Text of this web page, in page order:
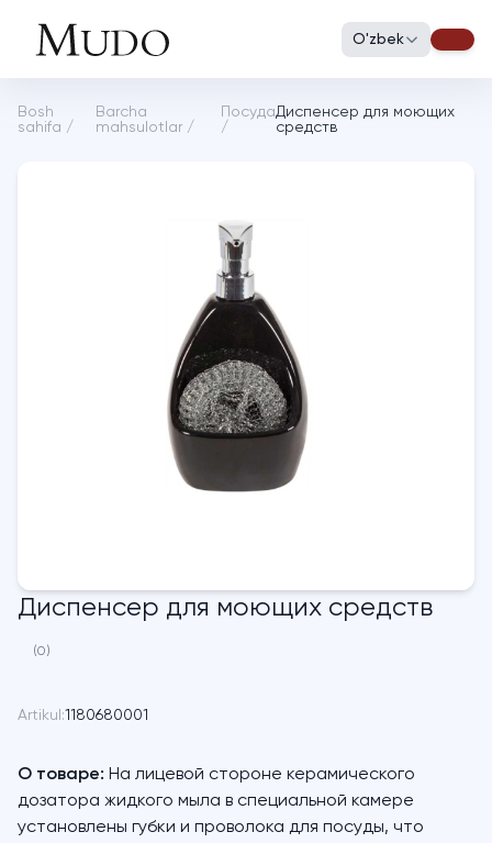
O'zbek
Bosh
sahifa /
Barcha
mahsulotlar /
Посуда
/
Диспенсер для моющих
средств
Диспенсер для моющих средств
(0)
Artikul:1180680001
О товаре: На лицевой стороне керамического
дозатора жидкого мыла в специальной камере
установлены губки и проволока для посуды, что